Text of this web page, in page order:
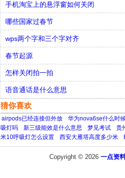
手机淘宝上的悬浮窗如何关闭
哪些国家过春节
wps两个字和三个字对齐
春节起源
怎样关闭拍一拍
语音通话是什么意思
猜你喜欢
airpods已经连接但外放 华为nova6se什么时
吸灯吗
新三级能效是什么意思 梦见考试 贵
米10呼吸灯怎么设置
西安大雁塔高度多少米
Copyright © 2026 一点资